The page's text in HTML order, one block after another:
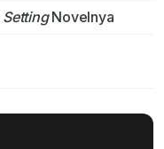
SettingNovelnya